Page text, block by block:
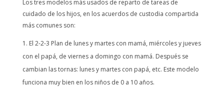
Los tres modelos más usados de reparto de tareas de
cuidado de los hijos, en los acuerdos de custodia compartida
más comunes son:
El 2-2-3 Plan de lunes y martes con mamá, miércoles y jueves
con el papá, de viernes a domingo con mamá. Después se
cambian las tornas: lunes y martes con papá, etc. Este modelo
funciona muy bien en los niños de 0 a 10 años.